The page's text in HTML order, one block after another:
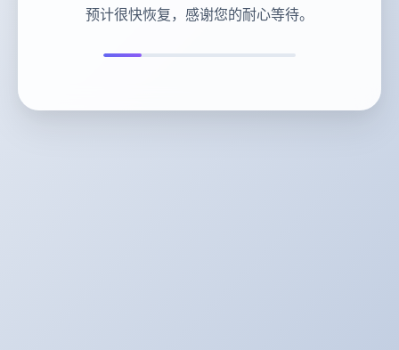
预计很快恢复，感谢您的耐心等待。